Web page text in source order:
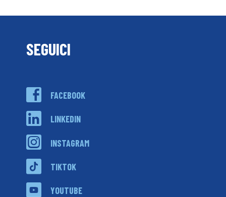
SEGUICI
FACEBOOK
LINKEDIN
INSTAGRAM
TIKTOK
YOUTUBE